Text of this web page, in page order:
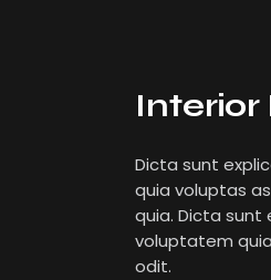
Interior
Dicta sunt
quia voluptas
quia. Dicta sunt
voluptatem
odit.